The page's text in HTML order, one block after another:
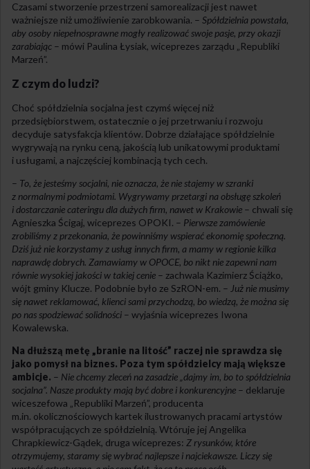
Czasami stworzenie przestrzeni samorealizacji jest nawet
ważniejsze niż umożliwienie zarobkowania. – Spółdzielnia powstała,
aby osoby niepełnosprawne mogły realizować swoje pasje, przy okazji
zarabiając – mówi Paulina Łysiak, wiceprezes zarządu „Republiki
Marzeń”.
Z czym do ludzi?
Choć spółdzielnia socjalna jest czymś więcej niż
przedsiębiorstwem, ostatecznie o jej przetrwaniu i rozwoju
decyduje satysfakcja klientów. Dobrze działające spółdzielnie
wygrywają na rynku ceną, jakością lub unikatowymi produktami
i usługami, a najczęściej kombinacją tych cech.
– To, że jesteśmy socjalni, nie oznacza, że nie stajemy w szranki
z normalnymi podmiotami. Wygrywamy przetargi na obsługę szkoleń
i dostarczanie cateringu dla dużych firm, nawet w Krakowie – chwali się
Agnieszka Ścigaj, wiceprezes OPOKI. – Pierwsze zamówienie
zrobiliśmy z przekonania, że powinniśmy wspierać ekonomię społeczną.
Dziś już nie korzystamy z usług innych firm, a mamy w regionie kilka
naprawdę dobrych. Zamawiamy w OPOCE, bo nikt nie zapewni nam
równie wysokiej jakości w takiej cenie – zachwala Kazimierz Ściążko,
wójt gminy Klucze. Podobnie było ze SzRON-em. – Już nie musimy
się nawet reklamować, klienci sami przychodzą, bo wiedzą, że można się
po nas spodziewać solidności – wyjaśnia wiceprezes Iwona
Kowalewska.
Na dłuższą metę „branie na litość” raczej nie sprawdza się
jako pomysł na biznes. Poza tym spółdzielcy mają większe
ambicje. – Nie chcemy zleceń na zasadzie „dajmy im, bo to spółdzielnia
socjalna”. Nasze produkty mają być dobre i konkurencyjne – deklaruje
wiceszefowa „Republiki Marzeń”, producenta
m.in. okolicznościowych kartek ilustrowanych pracami artystów
współpracujących ze spółdzielnią. Wtóruje jej Angelika
Chrapkiewicz-Gądek, druga wiceprezes: Z rysunków, które
otrzymujemy, staramy się wybrać najlepsze i najciekawsze. Liczy się